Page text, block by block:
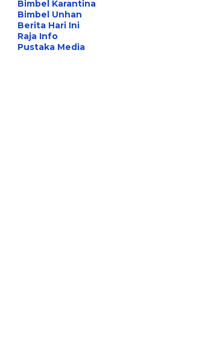
Bimbel Karantina
Bimbel Unhan
Berita Hari Ini
Raja Info
Pustaka Media